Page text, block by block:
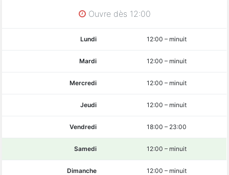
Ouvre dès 12:00
Lundi 12:00 – minuit
Mardi 12:00 – minuit
Mercredi 12:00 – minuit
Jeudi 12:00 – minuit
Vendredi 18:00 – 23:00
Samedi 12:00 – minuit
Dimanche 12:00 – minuit